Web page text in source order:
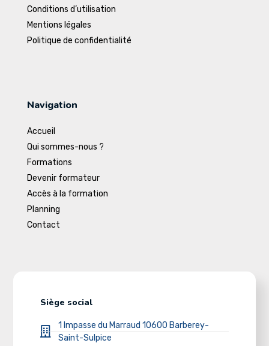
Conditions d’utilisation
Mentions légales
Politique de confidentialité
Navigation
Accueil
Qui sommes-nous ?
Formations
Devenir formateur
Accès à la formation
Planning
Contact
Siège social
1 Impasse du Marraud 10600 Barberey-
Saint-Sulpice